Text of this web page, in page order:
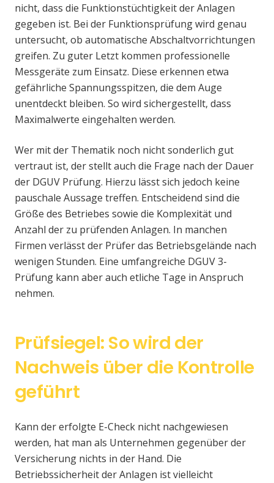
nicht, dass die Funktionstüchtigkeit der Anlagen
gegeben ist. Bei der Funktionsprüfung wird genau
untersucht, ob automatische Abschaltvorrichtungen
greifen. Zu guter Letzt kommen professionelle
Messgeräte zum Einsatz. Diese erkennen etwa
gefährliche Spannungsspitzen, die dem Auge
unentdeckt bleiben. So wird sichergestellt, dass
Maximalwerte eingehalten werden.
Wer mit der Thematik noch nicht sonderlich gut
vertraut ist, der stellt auch die Frage nach der Dauer
der DGUV Prüfung. Hierzu lässt sich jedoch keine
pauschale Aussage treffen. Entscheidend sind die
Größe des Betriebes sowie die Komplexität und
Anzahl der zu prüfenden Anlagen. In manchen
Firmen verlässt der Prüfer das Betriebsgelände nach
wenigen Stunden. Eine umfangreiche DGUV 3-
Prüfung kann aber auch etliche Tage in Anspruch
nehmen.
Prüfsiegel: So wird der
Nachweis über die Kontrolle
geführt
Kann der erfolgte E-Check nicht nachgewiesen
werden, hat man als Unternehmen gegenüber der
Versicherung nichts in der Hand. Die
Betriebssicherheit der Anlagen ist vielleicht